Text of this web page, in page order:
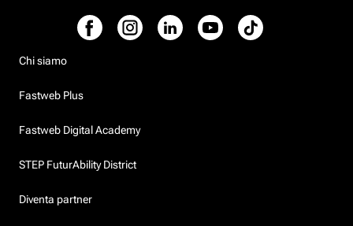
Chi siamo
Fastweb Plus
Fastweb Digital Academy
STEP FuturAbility District
Diventa partner